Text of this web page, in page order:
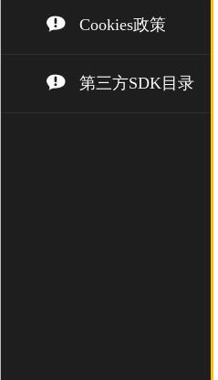
Cookies政策
第三方SDK目录